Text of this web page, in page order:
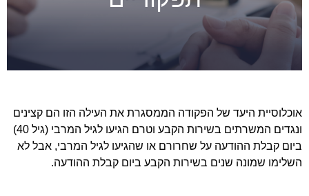
אוכלוסיית היעד של הפקודה הממסגרת את העילה הזו הם קצינים
ונגדים המשרתים בשירות הקבע וטרם הגיעו לגיל המרבי (גיל 40)
ביום קבלת ההודעה על שחרורם או שהגיעו לגיל המרבי, אבל לא
השלימו שמונה שנים בשירות הקבע ביום קבלת ההודעה.